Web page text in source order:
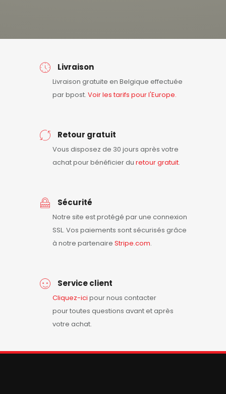
Livraison
Livraison gratuite en Belgique effectuée
par bpost. Voir les tarifs pour l'Europe.
Retour gratuit
Vous disposez de 30 jours après votre
achat pour bénéficier du retourgratuit.
Sécurité
Notre site est protégé par une connexion
SSL. Vos paiements sont sécurisés grâce
à notre partenaire Stripe.com.
Service client
Cliquez-ici pour nous contacter
pour toutes questions avant et après
votre achat.